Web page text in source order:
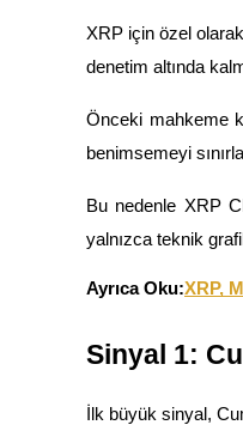
Kâr paylaşımı ve kopya
XRP için özel
denetim altında
Önceki mahkeme
benimsemeyi
Bu nedenle XRP
yalnızca teknik
Ayrıca Oku:XRP,
Sinyal 1:
İlk büyük sinyal,